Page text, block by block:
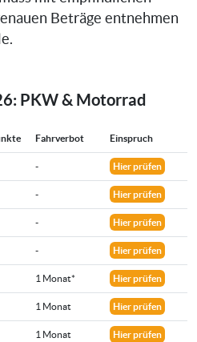
Beträge entnehmen
PKW & Motorrad
Fahrverbot Einspruch
- Hier prüfen
- Hier prüfen
- Hier prüfen
- Hier prüfen
1 Monat* Hier prüfen
1 Monat Hier prüfen
1 Monat Hier prüfen